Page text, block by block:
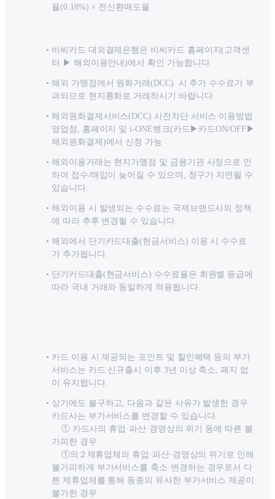
율(0.18%) × 전신환매도율
비씨카드 대외결제은행은 비씨카드 홈페이지(고객센
터 ▶ 해외이용안내)에서 확인 가능합니다.
해외 가맹점에서 원화거래(DCC) 시 추가 수수료가 부
과되므로 현지통화로 거래하시기 바랍니다.
해외원화결제서비스(DCC) 사전차단 서비스 이용방법
영업점, 홈페이지 및 i-ONE뱅크(카드▶카드ON/OFF▶
해외원화결제)에서 신청 가능
해외이용거래는 현지가맹점 및 금융기관 사정으로 인
하여 접수/매입이 늦어질 수 있으며, 청구가 지연될 수
있습니다.
해외이용 시 발생되는 수수료는 국제브랜드사의 정책
에 따라 추후 변경될 수 있습니다.
해외에서 단기카드대출(현금서비스) 이용 시 수수료
가 추가됩니다.
단기카드대출(현금서비스) 수수료율은 회원별 등급에
따라 국내 거래와 동일하게 적용됩니다.
카드 이용 시 제공되는 포인트 및 할인혜택 등의 부가
서비스는 카드 신규출시 이후 3년 이상 축소, 폐지 없
이 유지됩니다.
상기에도 불구하고, 다음과 같은 사유가 발생한 경우
카드사는 부가서비스를 변경할 수 있습니다.
① 카드사의 휴업·파산·경영상의 위기 등에 따른 불
가피한 경우
①의２제휴업체의 휴업·파산·경영상의 위기로 인해
불가피하게 부가서비스를 축소·변경하는 경우로서 다
른 제휴업체를 통해 동종의 유사한 부가서비스 제공이
불가한 경우